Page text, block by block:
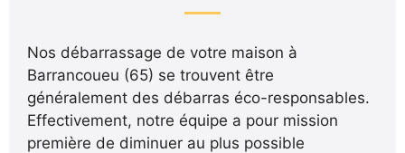
Nos débarrassage de votre maison à
Barrancoueu (65) se trouvent être
généralement des débarras éco-responsables.
Effectivement, notre équipe a pour mission
première de diminuer au plus possible